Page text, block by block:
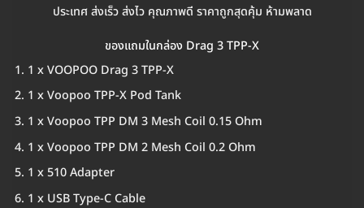
ประเทศ ส่งเร็ว ส่งไว คุณภาพดี ราคาถูกสุดคุ้ม ห้ามพลาด
ของแถมในกล่อง Drag 3 TPP-X
1 x VOOPOO Drag 3 TPP-X
1 x Voopoo TPP-X Pod Tank
1 x Voopoo TPP DM 3 Mesh Coil 0.15 Ohm
1 x Voopoo TPP DM 2 Mesh Coil 0.2 Ohm
1 x 510 Adapter
1 x USB Type-C Cable